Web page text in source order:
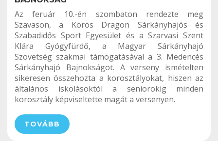
Az feruár 10.-én szombaton rendezte meg
Szavason, a Körös Dragon Sárkányhajós és
Szabadidős Sport Egyesület és a Szarvasi Szent
Klára Gyógyfürdő, a Magyar Sárkányhajó
Szövetség szakmai támogatásával a 3. Medencés
Sárkányhajó Bajnokságot. A verseny ismételten
sikeresen összehozta a korosztályokat, hiszen az
általános iskolásoktól a seniorokig minden
korosztály képviseltette magát a versenyen.
TOVÁBB